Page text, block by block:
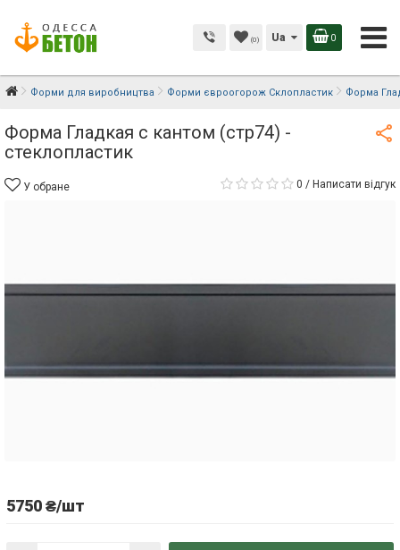
(0) Ua 0
Форми для виробництва Форми євроогорож Склопластик Форма
Форма Гладкая с кантом (стр74) -
стеклопластик
У обране 0 / Написати відгук
5750 ₴/шт